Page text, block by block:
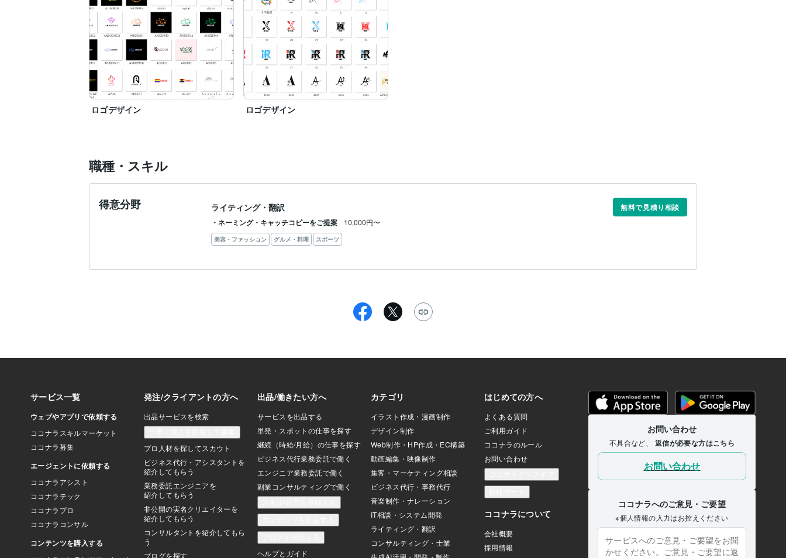
ロゴデザイン ロゴデザイン
職種・スキル
得意分野 ライティング・翻訳
無料で見積り相談
・ネーミング・キャッチコピーをご提案
10,000円〜
美容・ファッション グルメ・料理 スポーツ